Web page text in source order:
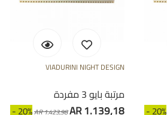
VIADURINI NIGHT DESIGN
مرتبة بايو 3 مفردة
- 20%AR 1.423,98AR 1.139,18 - 20%